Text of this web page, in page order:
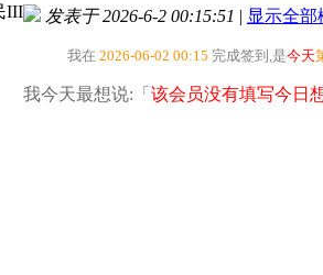
III 发表于 2026-6-2 00:15:51 | 显示全部
我在 2026-06-02 00:15 完成签到,是今天
我今天最想说:「 该会员没有填写今日